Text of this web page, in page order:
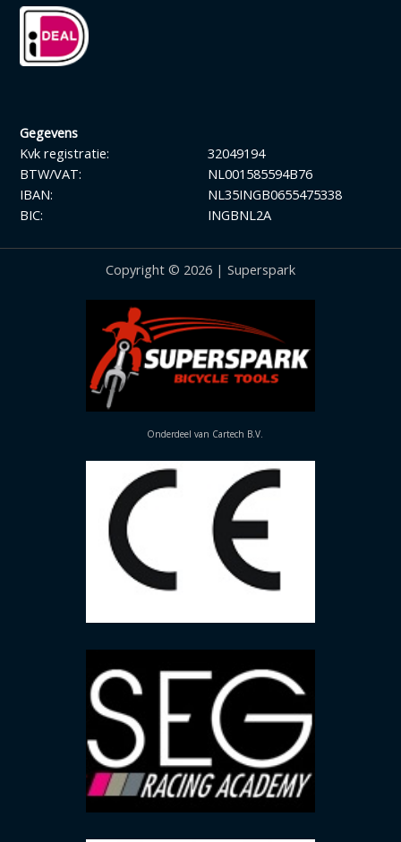
Gegevens
Kvk registratie:
BTW/VAT:
IBAN:
BIC:
32049194
NL001585594B76
NL35INGB0655475338
INGBNL2A
Copyright © 2026 | Superspark
Onderdeel van Cartech B.V.